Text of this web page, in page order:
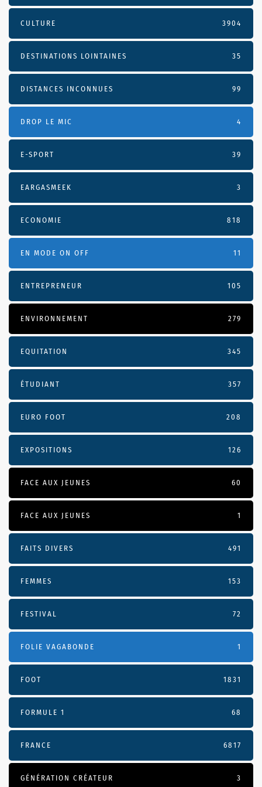
CULTURE 3904
DESTINATIONS LOINTAINES 35
DISTANCES INCONNUES 99
DROP LE MIC 4
E-SPORT 39
EARGASMEEK 3
ECONOMIE 818
EN MODE ON OFF 11
ENTREPRENEUR 105
ENVIRONNEMENT 279
EQUITATION 345
ÉTUDIANT 357
EURO FOOT 208
EXPOSITIONS 126
FACE AUX JEUNES 60
FACE AUX JEUNES 1
FAITS DIVERS 491
FEMMES 153
FESTIVAL 72
FOLIE VAGABONDE 1
FOOT 1831
FORMULE 1 68
FRANCE 6817
GÉNÉRATION CRÉATEUR 3